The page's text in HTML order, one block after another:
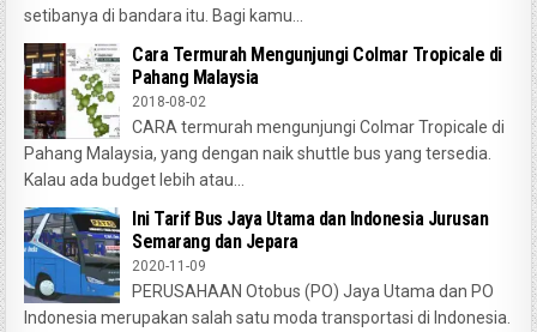
setibanya di bandara itu. Bagi kamu...
Cara Termurah Mengunjungi Colmar Tropicale di
Pahang Malaysia
2018-08-02
CARA termurah mengunjungi Colmar Tropicale di
Pahang Malaysia, yang dengan naik shuttle bus yang tersedia.
Kalau ada budget lebih atau...
Ini Tarif Bus Jaya Utama dan Indonesia Jurusan
Semarang dan Jepara
2020-11-09
PERUSAHAAN Otobus (PO) Jaya Utama dan PO
Indonesia merupakan salah satu moda transportasi di Indonesia.